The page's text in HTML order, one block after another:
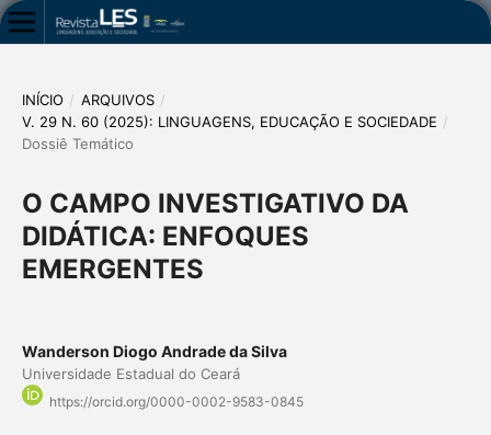
INÍCIO / ARQUIVOS /
V. 29 N. 60 (2025): LINGUAGENS, EDUCAÇÃO E SOCIEDADE /
Dossiê Temático
O CAMPO INVESTIGATIVO DA
DIDÁTICA: ENFOQUES
EMERGENTES
Wanderson Diogo Andrade da Silva
Universidade Estadual do Ceará
https://orcid.org/0000-0002-9583-0845